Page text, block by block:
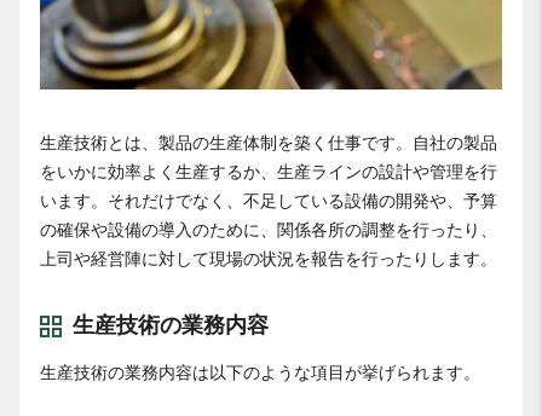
生産技術とは、製品の生産体制を築く仕事です。自社の製品
をいかに効率よく生産するか、生産ラインの設計や管理を行
います。それだけでなく、不足している設備の開発や、予算
の確保や設備の導入のために、関係各所の調整を行ったり、
上司や経営陣に対して現場の状況を報告を行ったりします。
生産技術の業務内容
生産技術の業務内容は以下のような項目が挙げられます。